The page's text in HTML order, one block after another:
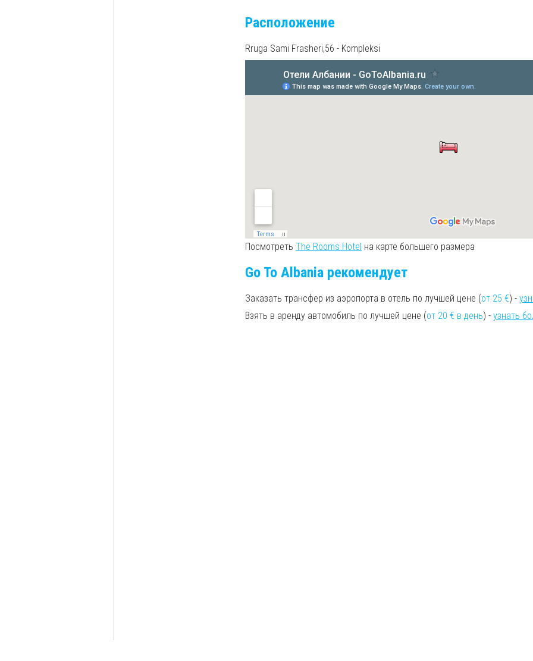
Расположение
Rruga Sami Frasheri,56 - Kompleksi
Посмотреть The Rooms Hotel на карте большего размера
Go To Albania рекомендует
Заказать трансфер из аэропорта в отель по лучшей цене (от 25 €) -
Взять в аренду автомобиль по лучшей цене (от 20 € в день) - узнать